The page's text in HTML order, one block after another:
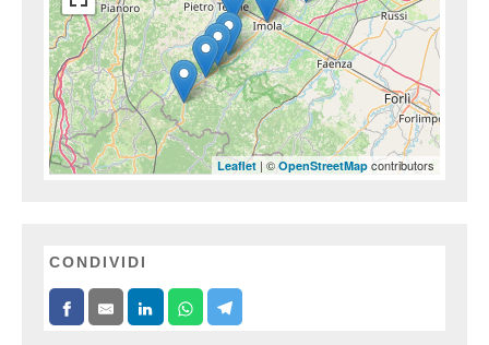
Leaflet | ©OpenStreetMap contributors
CONDIVIDI